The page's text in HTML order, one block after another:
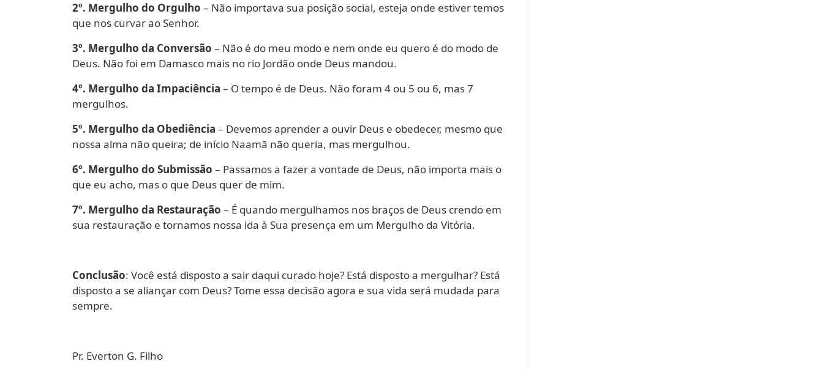
2º. Mergulho do Orgulho – Não importava sua posição social, esteja onde estiver temos
que nos curvar ao Senhor.
3º. Mergulho da Conversão – Não é do meu modo e nem onde eu quero é do modo de
Deus. Não foi em Damasco mais no rio Jordão onde Deus mandou.
4º. Mergulho da Impaciência – O tempo é de Deus. Não foram 4 ou 5 ou 6, mas 7
mergulhos.
5º. Mergulho da Obediência – Devemos aprender a ouvir Deus e obedecer, mesmo que
nossa alma não queira; de início Naamã não queria, mas mergulhou.
6º. Mergulho do Submissão – Passamos a fazer a vontade de Deus, não importa mais o
que eu acho, mas o que Deus quer de mim.
7º. Mergulho da Restauração – É quando mergulhamos nos braços de Deus crendo em
sua restauração e tornamos nossa ida à Sua presença em um Mergulho da Vitória.
Conclusão: Você está disposto a sair daqui curado hoje? Está disposto a mergulhar? Está
disposto a se aliançar com Deus? Tome essa decisão agora e sua vida será mudada para
sempre.
Pr. Everton G. Filho